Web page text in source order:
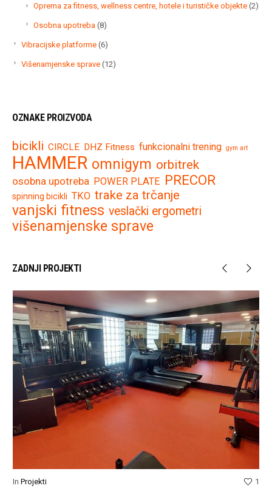
Oprema za fitness, wellness centre, hotele i turističke objekte 22
Osobna upotreba 88
Vibracijske platforme 66
Višenamjenske sprave 1212
OZNAKE PROIZVODA
bicikli CIRCLE DHZ Fitness funkcionalni trening gym art
HAMMER omnigym orbitrek
osobna upotreba POWER PLATE PRECOR
spinning bicikli TKO trake za trčanje
vanjski fitness veslački ergometri
višenamjenske sprave
ZADNJI PROJEKTI
In Projekti 1